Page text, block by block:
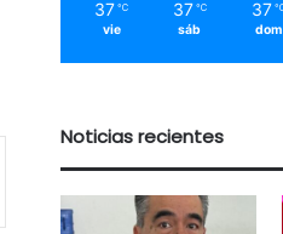
37 ℃
vie
37 ℃
sáb
37
dom
Noticias recientes